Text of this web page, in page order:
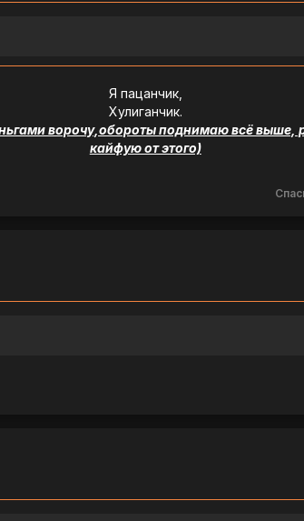
Я пацанчик,
Хулиганчик.
ворочу,обороты поднимаю всё выше,
кайфую от этого)